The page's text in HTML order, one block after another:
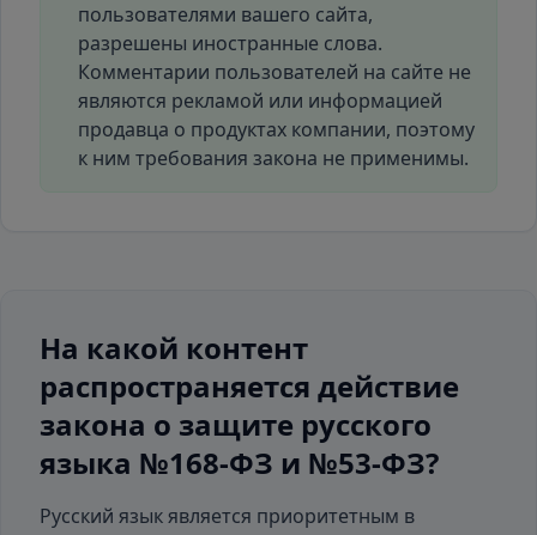
пользователями вашего сайта,
разрешены иностранные слова.
Комментарии пользователей на сайте не
являются рекламой или информацией
продавца о продуктах компании, поэтому
к ним требования закона не применимы.
На какой контент
распространяется действие
закона о защите русского
языка №168-ФЗ и №53-ФЗ?
Русский язык является приоритетным в